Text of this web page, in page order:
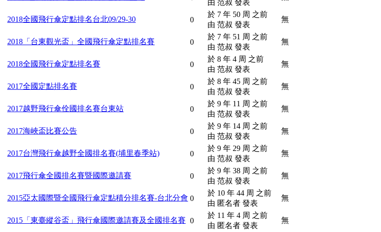
由 范叔 發表
2018全國飛行傘定點排名台北09/29-30 0
於 7 年 50 周 之前
由 范叔 發表
無
2018「台東觀光盃」全國飛行傘定點排名賽 0
於 7 年 51 周 之前
由 范叔 發表
無
2018全國飛行傘定點排名賽 0
於 8 年 4 周 之前
由 范叔 發表
無
2017全國定點排名賽 0
於 8 年 45 周 之前
由 范叔 發表
無
2017越野飛行傘佺國排名賽台東站 0
於 9 年 11 周 之前
由 范叔 發表
無
2017海峽盃比賽公告 0
於 9 年 14 周 之前
由 范叔 發表
無
2017台灣飛行傘越野全國排名賽(埔里春季站) 0
於 9 年 29 周 之前
由 范叔 發表
無
2017飛行傘全國排名賽暨國際邀請賽 0
於 9 年 38 周 之前
由 范叔 發表
無
2015亞太國際暨全國飛行傘定點積分排名賽-台北分會 0
於 10 年 44 周 之前
由 匿名者 發表
無
2015「東臺縱谷盃」飛行傘國際邀請賽及全國排名賽 0
於 11 年 4 周 之前
由 匿名者 發表
無